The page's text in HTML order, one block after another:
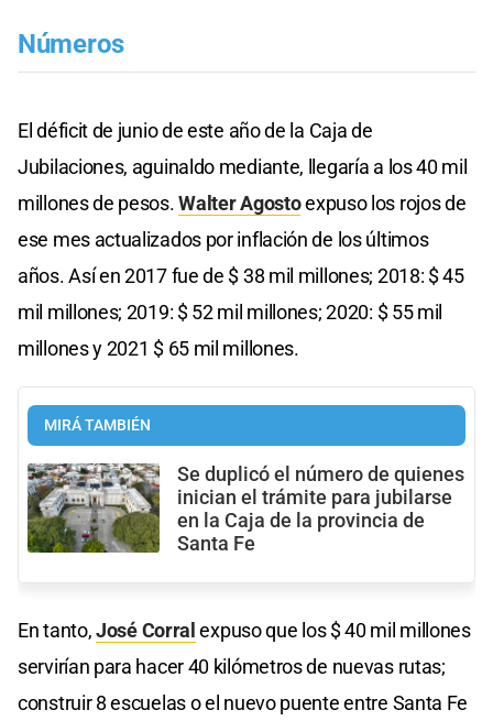
Números
El déficit de junio de este año de la Caja de
Jubilaciones, aguinaldo mediante, llegaría a los 40 mil
millones de pesos.Walter Agostoexpuso los rojos de
ese mes actualizados por inflación de los últimos
años. Así en 2017 fue de $ 38 mil millones; 2018: $ 45
mil millones; 2019: $ 52 mil millones; 2020: $ 55 mil
millones y 2021 $ 65 mil millones.
MIRÁ TAMBIÉN
Se duplicó el número de quienes
inician el trámite para jubilarse
en la Caja de la provincia de
Santa Fe
En tanto,José Corral expuso que los $ 40 mil millones
servirían para hacer 40 kilómetros de nuevas rutas;
construir 8 escuelas o el nuevo puente entre Santa Fe